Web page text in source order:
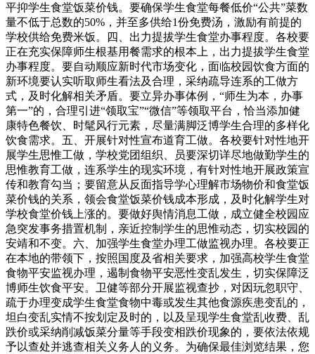
平抑学生食堂饭菜价钱。要确保学生食堂每餐低价“公共”菜数
量不低于总数的50%，并至多供给1份免费汤，激励有前提的
学校供给免费米饭。四、出力提拔学生食堂办事程度。各校要
正在充实保障师生根基用餐需求的根本上，出力提拔学生食堂
办事程度。要自动顺应新时代市场变化，面临校园饮食方面的
新环境要认实听取师生看法及合理，采纳疏导连系的工做方
式，及时化解相关矛盾。要立异办事体例，“师生为本，办事
第一”的，合理引进“领取宝”“微信”等领取平台，恰当添加健
康特色餐饮、时髦风行元素，尽量满脚泛博学生合理的多样化
饮食需求。五、开展针对性宣布道育工做。各校要针对性地开
展学生思惟工做，学校党团组织、员要深切详尽地做勤学生的
思惟教育工做，连系学生的现实环境，有针对性地开展政策宣
传和教育勾当；要留意从反面指导学心理解市场物价和食堂饭
菜价钱的关系，领会食堂饭菜价钱成本形成，及时化解学生对
学校食堂价钱上涨的。要做好舆情消息工做，成立健全校园应
急突发事务措置机制，亲近控制学生的思惟动态，切实校园的
安靖和不变。六、加强学生食堂办理工做监视办理。各校要正
在本地的带领下，按照国度及省相关要求，加强高校学生食堂
食物平安监视办理，遏制食物平安恶性变乱发生，切实保障泛
博师生饮食平安。卫健等部分开展监视查抄，对因玩忽职守、
疏于办理变成学生食堂食物中毒或发生其他食源疾患变乱的，
坦白变乱实情不按划定及时的，以及呈现学生食堂乱收费、乱
跌价或采纳削减饭菜分量等手段变相跌价现象的，要依法依规
予以查处并逃查相关义务人的义务。为确保最佳浏览结果，您